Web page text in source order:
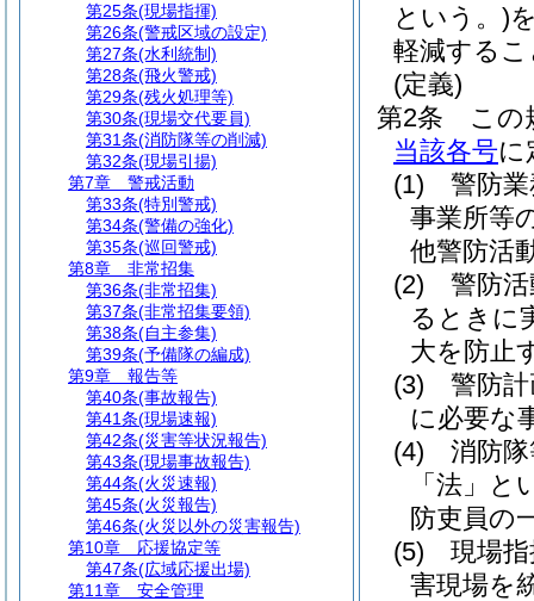
という。)
軽減する
(定義)
第2条
この
当該各号に
(1)
警防
事業所等
他警防活
(2)
警防
るときに
大を防止
(3)
警防
に必要な
(4)
消防
「法」と
防吏員の
(5)
現場
害現場を
第25条(現場指揮)
第26条(警戒区域の設定)
第27条(水利統制)
第28条(飛火警戒)
第29条(残火処理等)
第30条(現場交代要員)
第31条(消防隊等の削減)
第32条(現場引揚)
第7章
警戒活動
第33条(特別警戒)
第34条(警備の強化)
第35条(巡回警戒)
第8章
非常招集
第36条(非常招集)
第37条(非常招集要領)
第38条(自主参集)
第39条(予備隊の編成)
第9章
報告等
第40条(事故報告)
第41条(現場速報)
第42条(災害等状況報告)
第43条(現場事故報告)
第44条(火災速報)
第45条(火災報告)
第46条(火災以外の災害報告)
第10章
応援協定等
第47条(広域応援出場)
第11章
安全管理